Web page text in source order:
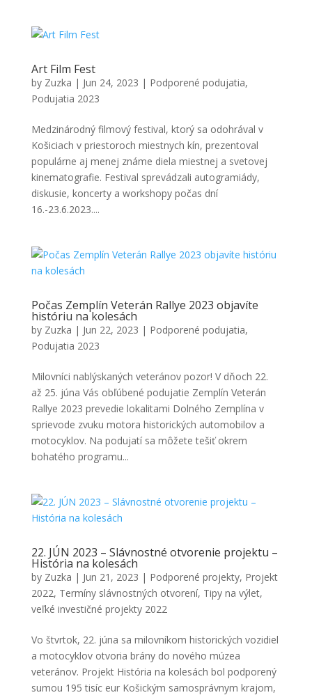
Art Film Fest
by Zuzka | Jun 24, 2023 | Podporené podujatia,
Podujatia 2023
Medzinárodný filmový festival, ktorý sa odohrával v
Košiciach v priestoroch miestnych kín, prezentoval
populárne aj menej známe diela miestnej a svetovej
kinematografie. Festival sprevádzali autogramiády,
diskusie, koncerty a workshopy počas dní
16.-23.6.2023....
Počas Zemplín Veterán Rallye 2023 objavíte
históriu na kolesách
by Zuzka | Jun 22, 2023 | Podporené podujatia,
Podujatia 2023
Milovníci nablýskaných veteránov pozor! V dňoch 22.
až 25. júna Vás obľúbené podujatie Zemplín Veterán
Rallye 2023 prevedie lokalitami Dolného Zemplína v
sprievode zvuku motora historických automobilov a
motocyklov. Na podujatí sa môžete tešiť okrem
bohatého programu...
22. JÚN 2023 – Slávnostné otvorenie projektu –
História na kolesách
by Zuzka | Jun 21, 2023 | Podporené projekty, Projekt
2022, Termíny slávnostných otvorení, Tipy na výlet,
veľké investičné projekty 2022
Vo štvrtok, 22. júna sa milovníkom historických vozidiel
a motocyklov otvoria brány do nového múzea
veteránov. Projekt História na kolesách bol podporený
sumou 195 tisíc eur Košickým samosprávnym krajom,